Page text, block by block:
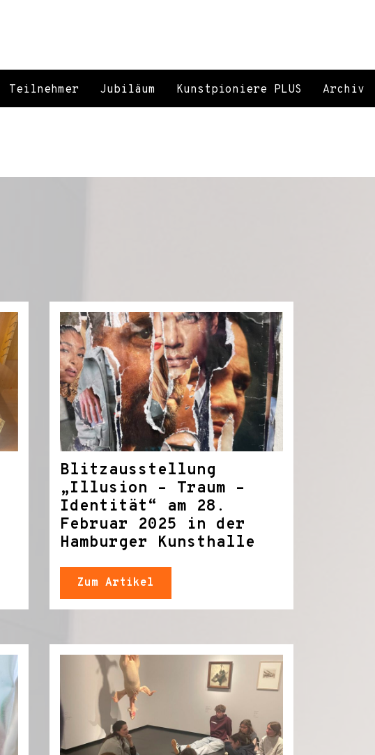
Teilnehmer Jubiläum Kunstpioniere PLUS Archiv
Blitzausstellung
„Illusion – Traum –
Identität“ am 28.
Februar 2025 in der
Hamburger Kunsthalle
Zum Artikel